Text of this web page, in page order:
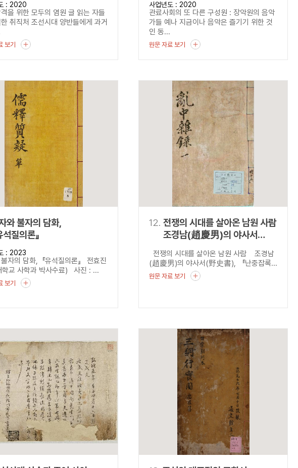
: 2020
을 위한 모두의 염원 글 읽는 자들
취직처 조선시대 양반들에게 과거
보기
사업년도 : 2020
관료사회의 또 다른 구성원 : 장악원의 음악
가들 예나 지금이나 음악은 즐기기 위한 것
인 동...
원문 자료 보기
와 불자의 담화,
석질의론』
: 2023
자의 담화, 『유석질의론』 전효진
학교 사학과 박사수료) 사진 : ...
보기
12. 전쟁의 시대를 살아온 남원 사람
조경남(趙慶男)의 야사서
(亂中雜錄)』
전쟁의 시대를 살아온 남원 사람 조경남
(趙慶男)의 야사서(野史書), 『난중잡록...
원문 자료 보기